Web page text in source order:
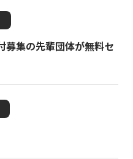
募集の先輩団体が無料セ